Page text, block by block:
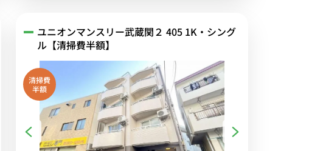
ユニオンマンスリー武蔵関２ 405 1K・シング
ル【清掃費半額】
清掃費
半額